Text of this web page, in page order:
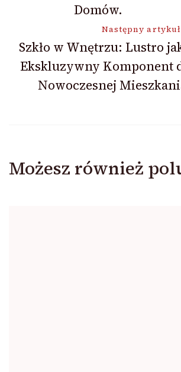
Domów.
Następny artykuł
Szkło w Wnętrzu: Lustro
Ekskluzywny Komponent
Nowoczesnej
Możesz również